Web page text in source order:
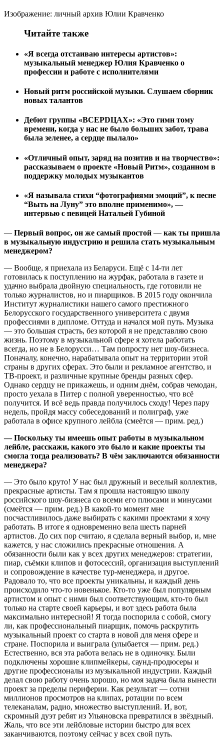
Изображение: личный архив Юлии Кравченко
Читайте также
«Я всегда отстаиваю интересы артистов»:
музыкальный менеджер Юлия Кравченко о
профессии и работе с исполнителями
Новый ритм российской музыки. Слушаем сборник
новых талантов
Дебют группы «ВСЕРDЦАХ»: «Это гимн тому
времени, когда у нас не было больших забот, трава
была зеленее, а сердце пылало»
«Отличный опыт, заряд на позитив и на творчество»:
рассказываем о проекте «Новый Ритм», созданном в
поддержку молодых музыкантов
«Я называла стихи “фотографиями эмоций”, к песне
“Выть на Луну” это вполне применимо», —
интервью с певицей Натальей Губиной
— Первый вопрос, он же самый простой — как ты пришла
в музыкальную индустрию и решила стать музыкальным
менеджером?
— Вообще, я приехала из Беларуси. Ещё с 14-ти лет
готовилась к поступлению на журфак, работала в газете и
удачно выбрала двойную специальность, где готовили не
только журналистов, но и пиарщиков. В 2015 году окончила
Институт журналистики нашего самого престижного
Белорусского государственного университета с двумя
профессиями в дипломе. Оттуда и начался мой путь. Музыка
— это большая страсть, без которой я не представляю свою
жизнь. Поэтому в музыкальной сфере я хотела работать
всегда, но не в Белорусси… Там попросту нет шоу-бизнеса.
Поначалу, конечно, нарабатывала опыт на территории этой
страны в других сферах. Это были и рекламное агентство, и
ТВ-проект, и различные крупные бренды разных сфер.
Однако сердцу не прикажешь, и одним днём, собрав чемодан,
просто уехала в Питер с полной уверенностью, что всё
получится. И всё ведь правда получилось сходу! Через пару
недель, пройдя массу собеседований и полиграф, уже
работала в офисе крупного лейбла (смеётся — прим. ред.)
— Поскольку ты имеешь опыт работы в музыкальном
лейбле, расскажи, какого это было и какие проекты ты
смогла тогда реализовать? В чём заключаются обязанности
менеджера?
— Это было круто! У нас был дружный и веселый коллектив,
прекрасные артисты. Там я прошла настоящую школу
российского шоу-бизнеса со всеми его плюсами и минусами
(смеётся — прим. ред.) В какой-то момент мне
посчастливилось даже выбирать с какими проектами я хочу
работать. В итоге я одновременно вела шесть парней
артистов. До сих пор считаю, я сделала верный выбор, и, мне
кажется, у нас сложились прекрасные отношения. А
обязанности были как у всех других менеджеров: стратегии,
пиар, съёмки клипов и фотосессий, организация выступлений
и сопровождение в качестве тур-менеджера, и другое.
Радовало то, что все проекты уникальны, и каждый день
происходило что-то новенькое. Кто-то уже был популярным
артистом и опыт с ними был соответствующим, кто-то был
только на старте своей карьеры, и вот здесь работа была
максимально интересной! Я тогда поспорила с собой, смогу
ли, как профессиональный пиарщик, помочь раскрутить
музыкальный проект со старта в новой для меня сфере и
стране. Поспорила и выиграла (улыбается — прим. ред.)
Естественно, вся эта работа велась не в одиночку. Были
подключены хорошие клипмейкеры, саунд-продюсеры и
другие профессионалы из музыкальной индустрии. Каждый
делал свою работу очень хорошо, но моя задача была вынести
проект за пределы периферии. Как результат — сотни
миллионов просмотров на клипах, ротации по всем
телеканалам, радио, множество выступлений. И, вот,
скромный дуэт ребят из Ульяновска превратился в звёздный.
Жаль, что все эти лейбловые истории быстро для всех
заканчиваются, поэтому сейчас у всех свой путь.